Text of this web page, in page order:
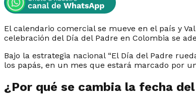
El calendario comercial se mueve en el país y
celebración del Día del Padre en Colombia se
Bajo la estrategia nacional “El Día del Padre
los papás, en un mes que estará marcado por
¿Por qué se cambia la fecha